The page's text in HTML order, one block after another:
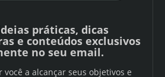
práticas, dicas
e conteúdos exclusivos
no seu email.
a alcançar seus objetivos e